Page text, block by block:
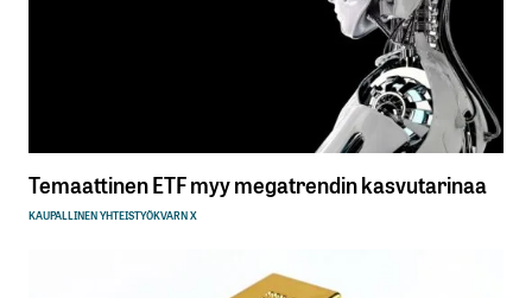
Temaattinen ETF myy megatrendin kasvutarinaa
KAUPALLINEN YHTEISTYÖKVARN X